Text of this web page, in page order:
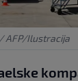
/ AFP/Ilustracija